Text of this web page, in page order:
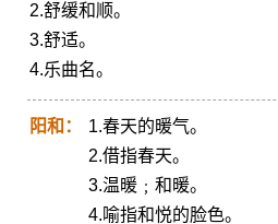
2.舒缓和顺。
3.舒适。
4.乐曲名。
阳和：
1.春天的暖气。
2.借指春天。
3.温暖﹔和暖。
4.喻指和悦的脸色。